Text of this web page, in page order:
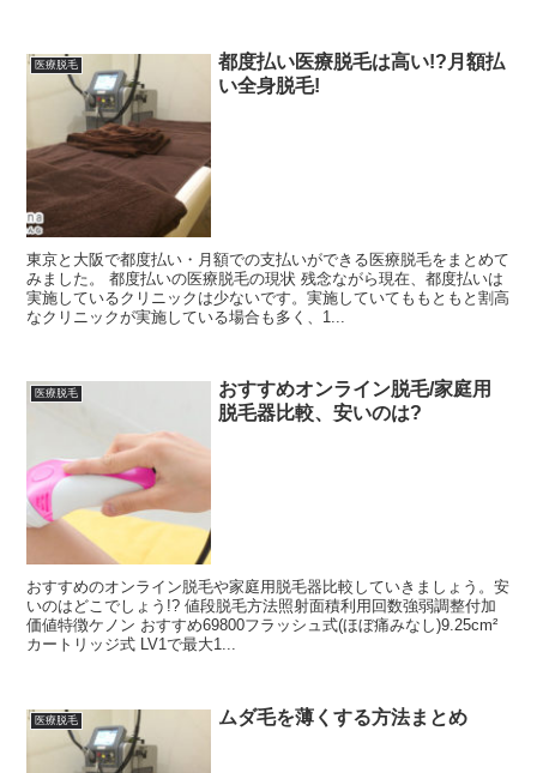
医療脱毛
都度払い医療脱毛は高い!?月額払
い全身脱毛!
東京と大阪で都度払い・月額での支払いができる医療脱毛をまとめて
みました。 都度払いの医療脱毛の現状 残念ながら現在、都度払いは
実施しているクリニックは少ないです。実施していてももともと割高
なクリニックが実施している場合も多く、1...
医療脱毛
おすすめオンライン脱毛/家庭用
脱毛器比較、安いのは?
おすすめのオンライン脱毛や家庭用脱毛器比較していきましょう。安
いのはどこでしょう!? 値段脱毛方法照射面積利用回数強弱調整付加
価値特徴ケノン おすすめ69800フラッシュ式(ほぼ痛みなし)9.25cm²
カートリッジ式 LV1で最大1...
医療脱毛 ムダ毛を薄くする方法まとめ